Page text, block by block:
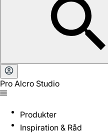
Pro Alcro Studio
Produkter
Inspiration & Råd